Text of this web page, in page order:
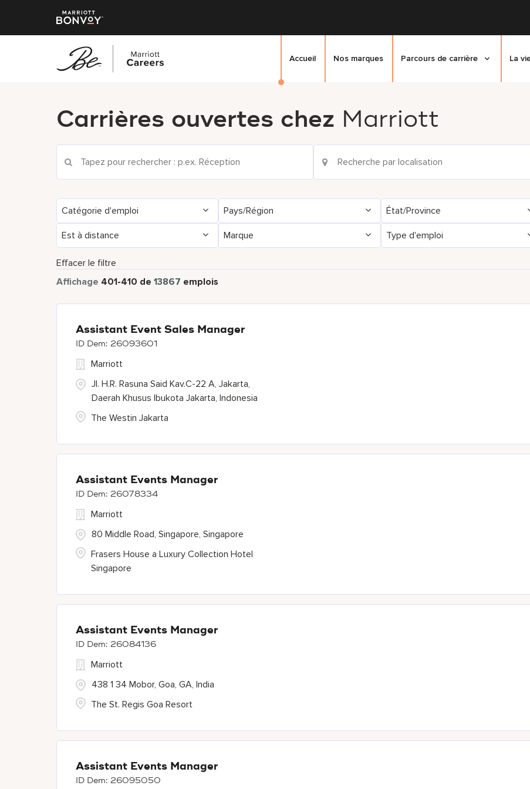
Accueil Nos marques Parcours de carrière La
Carrières ouvertes chez Marriott
Catégorie d'emploi Pays/Région État/Province
Est à distance Marque Type d'emploi
Effacer le filtre
Affichage 401-410 de 13867 emplois
Assistant Event Sales Manager
26093601
Jl. H.R. Rasuna Said Kav.C-22 A, Jakarta,
Daerah Khusus Ibukota Jakarta, Indonesia
Marriott
The Westin Jakarta
Assistant Events Manager
26078334
80 Middle Road, Singapore, Singapore
Marriott
Frasers House a Luxury Collection Hotel
Singapore
Assistant Events Manager
26084136
438 1 34 Mobor, Goa, GA, India
Marriott
The St. Regis Goa Resort
Assistant Events Manager
26095050